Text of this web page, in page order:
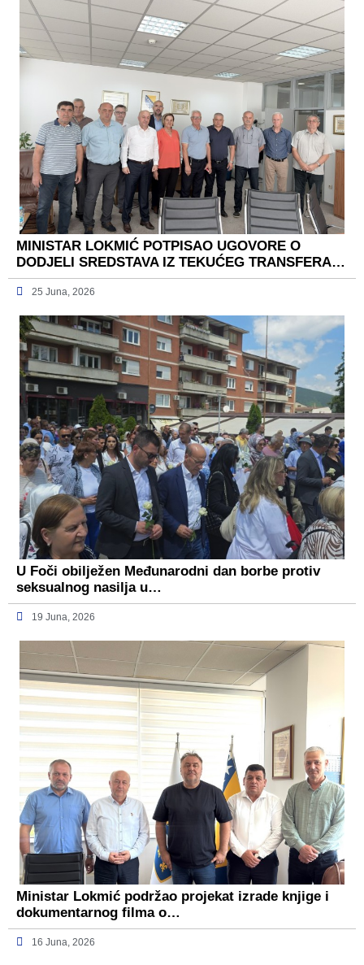
MINISTAR LOKMIĆ POTPISAO UGOVORE O
DODJELI SREDSTAVA IZ TEKUĆEG TRANSFERA…
25 Juna, 2026
U Foči obilježen Međunarodni dan borbe protiv
seksualnog nasilja u…
19 Juna, 2026
Ministar Lokmić podržao projekat izrade knjige i
dokumentarnog filma o…
16 Juna, 2026